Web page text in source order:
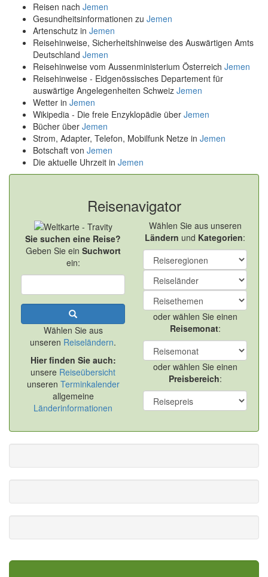
Reisen nach Jemen
Gesundheitsinformationen zu Jemen
Artenschutz in Jemen
Reisehinweise, Sicherheitshinweise des Auswärtigen Amts
Deutschland Jemen
Reisehinweise vom Aussenministerium Österreich Jemen
Reisehinweise - Eidgenössisches Departement für
auswärtige Angelegenheiten Schweiz Jemen
Wetter in Jemen
Wikipedia - Die freie Enzyklopädie über Jemen
Bücher über Jemen
Strom, Adapter, Telefon, Mobilfunk Netze in Jemen
Botschaft von Jemen
Die aktuelle Uhrzeit in Jemen
Reisenavigator
Sie suchen eine Reise?
Geben Sie ein Suchwort
ein:
Wählen Sie aus
unseren Reiseländern.
Hier finden Sie auch:
unsere Reiseübersicht
unseren Terminkalender
allgemeine
Länderinformationen
Wählen Sie aus unseren
Ländern und Kategorien:
oder wählen Sie einen
Reisemonat:
oder wählen Sie einen
Preisbereich: